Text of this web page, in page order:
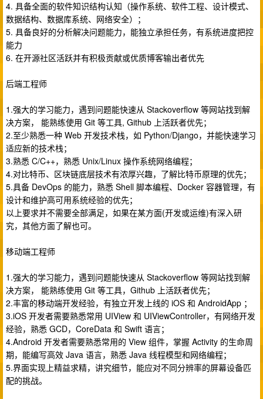
4. 具备全面的软件知识结构认知（操作系统、软件工程、设计模式、
数据结构、数据库系统、网络安全）；
5. 具备良好的分析解决问题能力，能独立承担任务，有系统进度把控
能力
6. 在开源社区活跃并有积极贡献或优质博客输出者优先
后端工程师
1.强大的学习能力，遇到问题能快速从 Stackoverflow 等网站找到解
决方案， 能熟练使用 Git 等工具, Github 上活跃者优先；
2.至少熟悉一种 Web 开发技术栈，如 Python/Django，并能快速学习
适应新的技术栈；
3.熟悉 C/C++，熟悉 Unix/Linux 操作系统网络编程；
4.对比特币、区块链底层技术有浓厚兴趣，了解比特币原理的优先；
5.具备 DevOps 的能力，熟悉 Shell 脚本编程、Docker 容器管理，有
设计和维护高可用系统经验的优先；
以上要求并不需要全部满足，如果在某方面(开发或运维)有深入研
究，其他方面了解也可。
移动端工程师
1.强大的学习能力，遇到问题能快速从 Stackoverflow 等网站找到解
决方案， 能熟练使用 Git 等工具，Github 上活跃者优先；
2.丰富的移动端开发经验，有独立开发上线的 iOS 和 AndroidApp ；
3.iOS 开发者需要熟悉常用 UIView 和 UIViewController，有网络开发
经验，熟悉 GCD，CoreData 和 Swift 语言；
4.Android 开发者需要熟悉常用的 View 组件，掌握 Activity 的生命周
期，能编写高效 Java 语言，熟悉 Java 线程模型和网络编程；
5.界面实现上精益求精，讲究细节，能应对不同分辨率的屏幕设备匹
配的挑战。